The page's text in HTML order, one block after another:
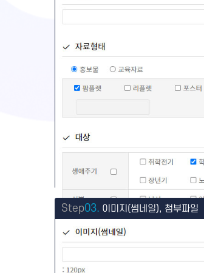
Step03. 이미지(썸네일), 첨부파일